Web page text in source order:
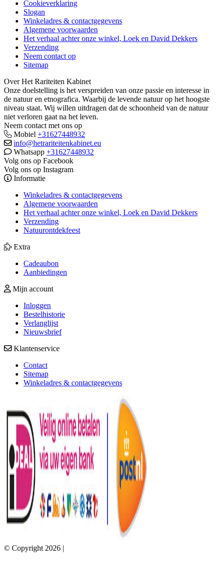
Cookieverklaring
Slogan
Winkeladres & contactgegevens
Algemene voorwaarden
Het verhaal achter onze winkel, Loek en David Dekkers
Verzending
Neem contact op
Sitemap
Over Het Rariteiten Kabinet
Onze doelstelling is het verspreiden van onze passie en interesse in
de natuur en etnografica. Waarbij de levende natuur op het hoogste
niveau staat. Wij willen uitdragen dat de schoonheid van de natuur
niet verloren gaat na het leven.
Neem contact met ons op
Mobiel +31627448932
info@hetrariteitenkabinet.eu
Whatsapp +31627448932
Volg ons op Facebook
Volg ons op Instagram
Informatie
Winkeladres & contactgegevens
Algemene voorwaarden
Het verhaal achter onze winkel, Loek en David Dekkers
Verzending
Natuurontdekfeest
Extra
Cadeaubon
Aanbiedingen
Mijn account
Inloggen
Bestelhistorie
Verlanglijst
Nieuwsbrief
Klantenservice
Contact
Sitemap
Winkeladres & contactgegevens
© Copyright 2026 |